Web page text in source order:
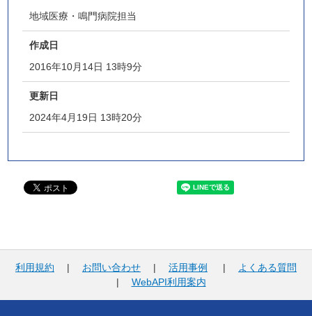
地域医療・鳴門病院担当
作成日
2016年10月14日 13時9分
更新日
2024年4月19日 13時20分
利用規約 | お問い合わせ | 活用事例 |
よくある質問
| WebAPI利用案内